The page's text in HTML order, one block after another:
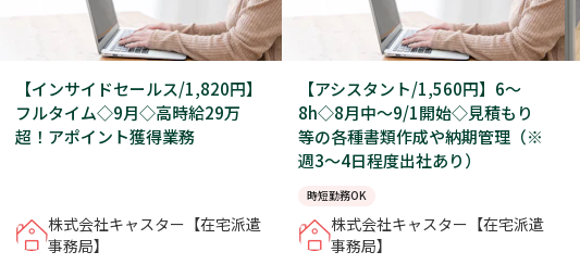
【インサイドセールス/1,820円】
フルタイム◇9月◇高時給29万
超！アポイント獲得業務
株式会社キャスター【在宅派遣
事務局】
【アシスタント/1,560円】6～
8h◇8月中～9/1開始◇見積もり
等の各種書類作成や納期管理（※
週3～4日程度出社あり）
時短勤務OK
株式会社キャスター【在宅派遣
事務局】